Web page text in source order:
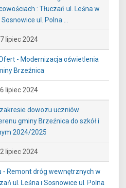
: Tłuczań ul. Leśna w
ul. Polna ...
lipiec 2024
- Modernizacja oświetlenia
Brzeźnica
lipiec 2024
dowozu uczniów
gminy Brzeźnica do szkół i
2024/2025
lipiec 2024
- Remont dróg wewnętrznych w
ul. Leśna i Sosnowice ul. Polna